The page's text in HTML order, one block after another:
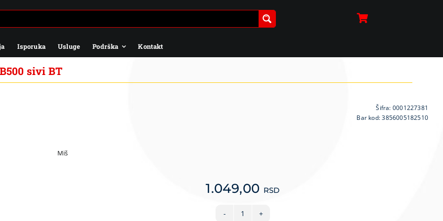
Isporuka Usluge Podrška Kontakt
sivi BT
Šifra: 0001227381
Bar kod: 3856005182510
Miš
1.049,00 RSD
MIŠ